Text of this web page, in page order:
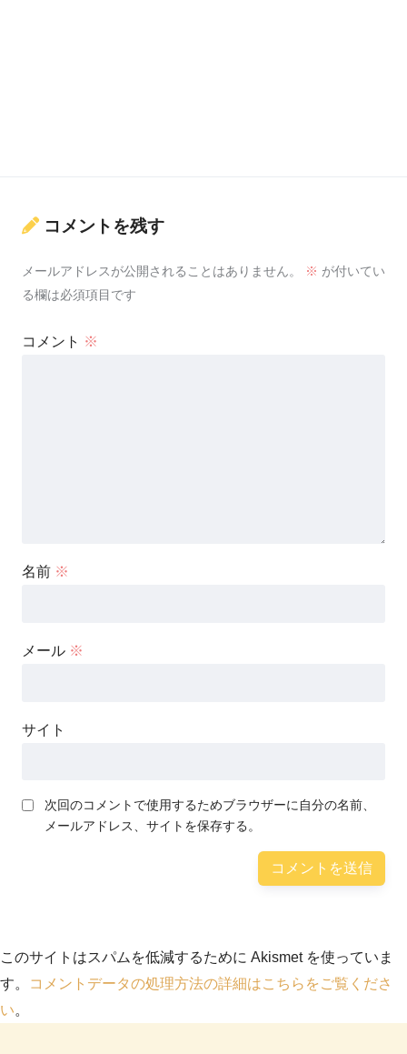
コメントを残す
メールアドレスが公開されることはありません。 ※ が付いてい
る欄は必須項目です
コメント ※
名前 ※
メール ※
サイト
次回のコメントで使用するためブラウザーに自分の名前、
メールアドレス、サイトを保存する。
このサイトはスパムを低減するために Akismet を使っていま
す。
コメントデータの処理方法の詳細はこちらをご覧くださ
い。